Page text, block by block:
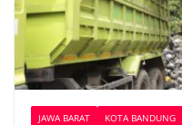
JAWA BARAT KOTA BANDUNG